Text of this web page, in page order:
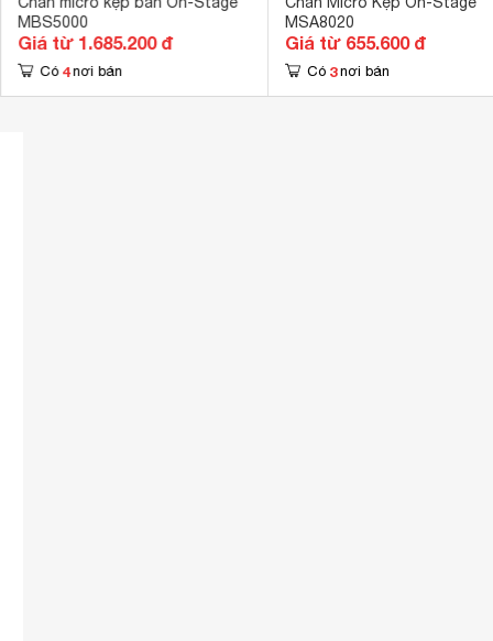
MBS5000
Giá từ 1.685.200 đ
Có 4 nơi bán
MSA8020
Giá từ 655.600 đ
Có 3 nơi bán